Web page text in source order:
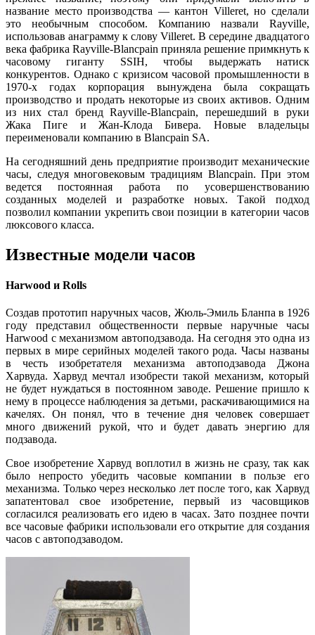
название место производства — кантон Villeret, но сделали
это необычным способом. Компанию назвали Rayville,
использовав анаграмму к слову Villeret. В середине двадцатого
века фабрика Rayville-Blancpain приняла решение примкнуть к
часовому гиганту SSIH, чтобы выдержать натиск
конкурентов. Однако с кризисом часовой промышленности в
1970-х годах корпорация вынуждена была сокращать
производство и продать некоторые из своих активов. Одним
из них стал бренд Rayville-Blancpain, перешедший в руки
Жака Пиге и Жан-Клода Бивера. Новые владельцы
переименовали компанию в Blancpain SA.
На сегодняшний день предприятие производит механические
часы, следуя многовековым традициям Blancpain. При этом
ведется постоянная работа по усовершенствованию
созданных моделей и разработке новых. Такой подход
позволил компании укрепить свои позиции в категории часов
люксового класса.
Известные модели часов
Harwood и Rolls
Создав прототип наручных часов, Жюль-Эмиль Бланпа в 1926
году представил общественности первые наручные часы
Harwood с механизмом автоподзавода. На сегодня это одна из
первых в мире серийных моделей такого рода. Часы названы
в честь изобретателя механизма автоподзавода Джона
Харвуда. Харвуд мечтал изобрести такой механизм, который
не будет нуждаться в постоянном заводе. Решение пришло к
нему в процессе наблюдения за детьми, раскачивающимися на
качелях. Он понял, что в течение дня человек совершает
много движений рукой, что и будет давать энергию для
подзавода.
Свое изобретение Харвуд воплотил в жизнь не сразу, так как
было непросто убедить часовые компании в пользе его
механизма. Только через несколько лет после того, как Харвуд
запатентовал свое изобретение, первый из часовщиков
согласился реализовать его идею в часах. Зато позднее почти
все часовые фабрики использовали его открытие для создания
часов с автоподзаводом.